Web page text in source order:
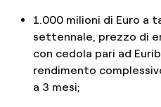
1.000 milioni di Euro a
settennale, prezzo di
con cedola pari ad
rendimento
a 3 mesi;